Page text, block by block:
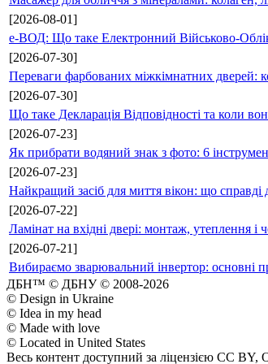
[2026-08-01]
е-ВОД: Що таке Електронний Військово-
[2026-07-30]
Переваги фарбованих міжкімнатних дверей:
[2026-07-30]
Що таке Декларація Відповідності та коли
[2026-07-23]
Як прибрати водяний знак з фото: 6
[2026-07-23]
Найкращий засіб для миття вікон: що справді
[2026-07-22]
Ламінат на вхідні двері: монтаж, утеплення
[2026-07-21]
Вибираємо зварювальний інвертор: основні
ДБН™ © ДБНУ © 2008-2026
© Design in Ukraine
© Idea in my head
© Made with love
© Located in United States
Весь контент доступний за ліцензією CC BY,